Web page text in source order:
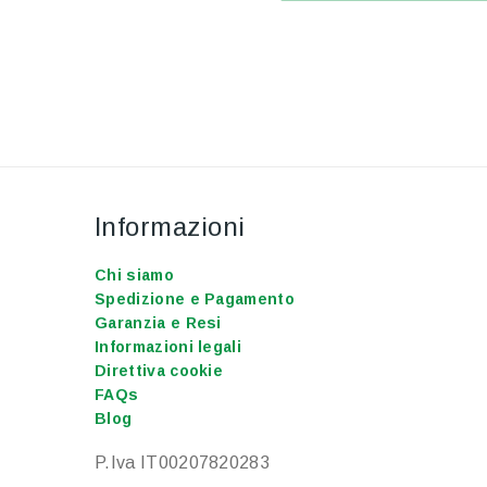
Informazioni
Chi siamo
Spedizione e Pagamento
Garanzia e Resi
Informazioni legali
Direttiva cookie
FAQs
Blog
P.Iva IT00207820283